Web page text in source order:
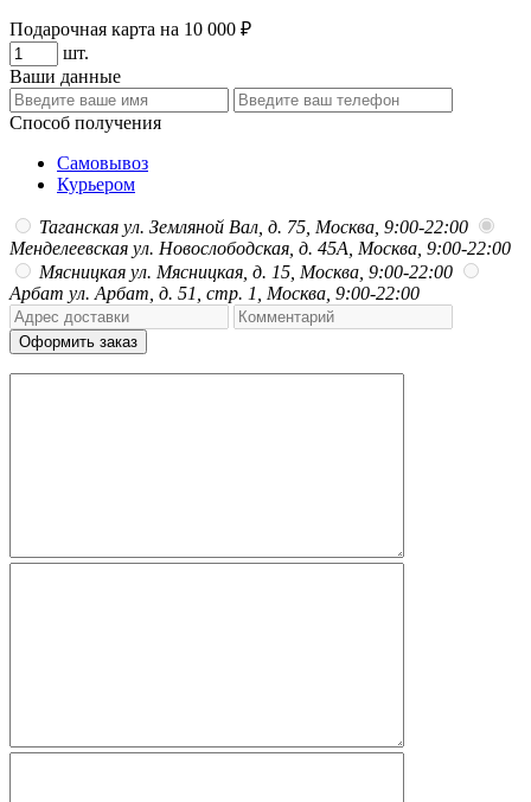
Подарочная карта на 10 000 ₽
шт.
Ваши данные
Способ получения
Самовывоз
Курьером
Таганская ул. Земляной Вал, д. 75, Москва, 9:00-22:00
Менделеевская ул. Новослободская, д. 45А, Москва, 9:00-22:00
Мясницкая ул. Мясницкая, д. 15, Москва, 9:00-22:00
Арбат ул. Арбат, д. 51, стр. 1, Москва, 9:00-22:00
Оформить заказ